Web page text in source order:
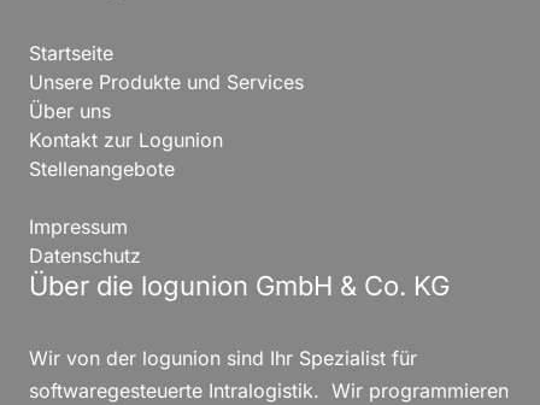
Startseite
Unsere Produkte und Services
Über uns
Kontakt zur Logunion
Stellenangebote
Impressum
Datenschutz
Über die logunion GmbH & Co. KG
Wir von der logunion sind Ihr Spezialist für
softwaregesteuerte Intralogistik. Wir programmieren